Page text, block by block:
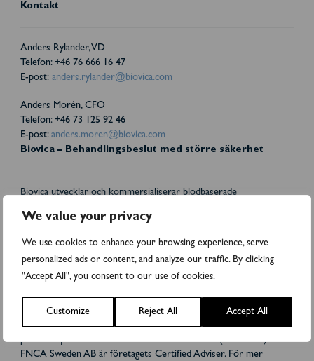
We value your privacy
We use cookies to enhance your browsing experience, serve
personalized ads or content, and analyze our traffic. By clicking
"Accept All", you consent to our use of cookies.
Customize Reject All Accept All
Kontakt
Anders Rylander, VD
Telefon: +46 76 666 16 47
E-post: anders.rylander@biovica.com
Anders Morén, CFO
Telefon: +46 73 125 92 46
E-post: anders.moren@biovica.com
Biovica – Behandlingsbeslut med större säkerhet
Biovica utvecklar och kommersialiserar blodbaserade
cancerprogression. Biovicas analys, DiviTum® TKa, mäter
cellproliferation genom att detektera TKa-biomarkören i
är behandlingsövervakning av patienter med spridd bröstcancer.
Biovicas vision är: "Förbättrad vård för cancerpatienter." Biovica
samarbetar med världsledande cancerinstitut och
läkemedelsföretag. DiviTum® TKa har fått FDA 510(k)-
godkännande i USA och är CE-märkt i EU. Biovicas aktier handlas
på Nasdaq First North Premier Growth Market (BIOVIC B).
FNCA Sweden AB är företagets Certified Adviser. För mer